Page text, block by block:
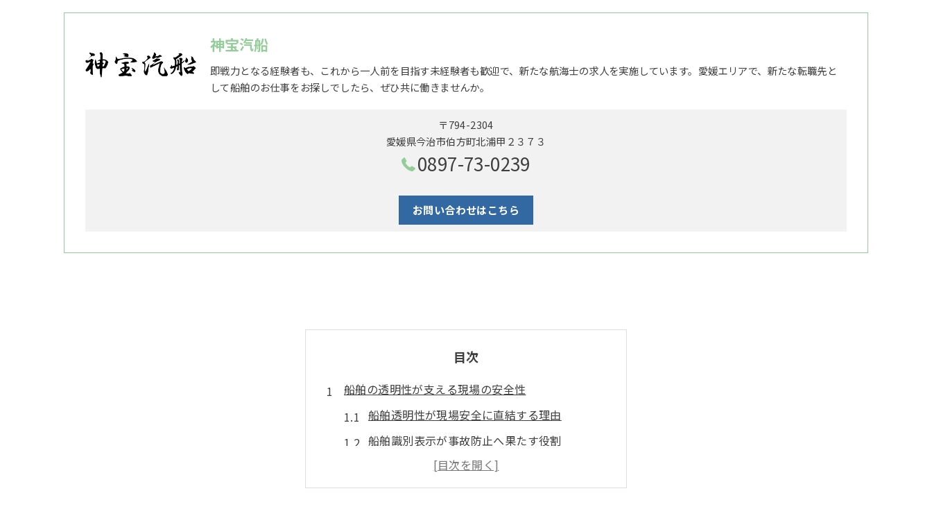
神宝汽船
即戦力となる経験者も、これから一人前を目指す未経験者も歓迎で、新たな航海士の求人を実施しています。愛媛エリアで、新たな転職先と
して船舶のお仕事をお探しでしたら、ぜひ共に働きませんか。
〒794-2304
愛媛県今治市伯方町北浦甲２３７３
0897-73-0239
お問い合わせはこちら
目次
船舶の透明性が支える現場の安全性
船舶透明性が現場安全に直結する理由
船舶識別表示が事故防止へ果たす役割
船舶の透明性がもたらす安心運航の秘訣
現場で活きる船舶透明性の具体的な事例